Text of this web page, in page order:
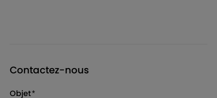
Contactez-nous
Objet